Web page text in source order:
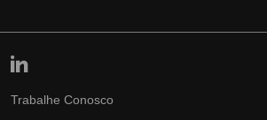
Trabalhe Conosco